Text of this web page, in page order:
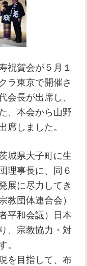
祝賀会が５月１
ラ東京で開催さ
会長が出席し、
、本会から山野
席しました。
城県大子町に生
理事長に、同６
展に尽力してき
教団体連合会）
平和会議）日本
、宗教協力・対
。
を目指して、布